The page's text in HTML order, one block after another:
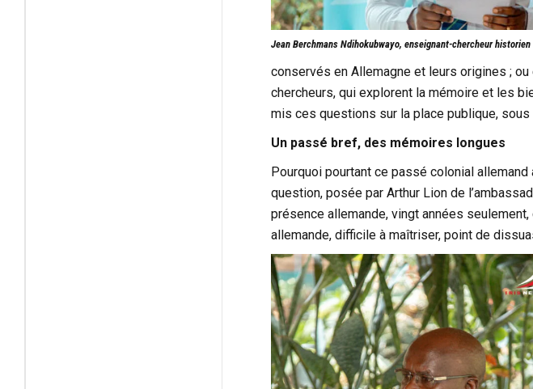
Jean Berchmans Ndihokubwayo, enseignant-chercheur historien
conservés en Allemagne et leurs origines ;
chercheurs, qui explorent la mémoire et les
mis ces questions sur la place publique, sous
Un passé bref, des mémoires longues
Pourquoi pourtant ce passé colonial
question, posée par Arthur Lion de
présence allemande, vingt années
allemande, difficile à maîtriser, point de